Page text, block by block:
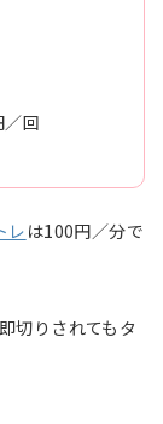
回
レ は100円／分で
切りされてもタ